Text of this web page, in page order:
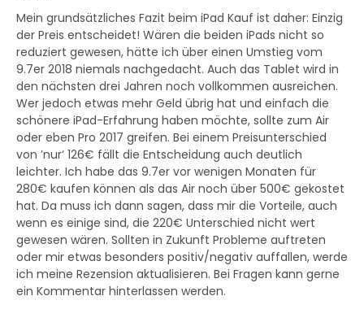
Mein grundsätzliches Fazit beim iPad Kauf ist daher: Einzig
der Preis entscheidet! Wären die beiden iPads nicht so
reduziert gewesen, hätte ich über einen Umstieg vom
9.7er 2018 niemals nachgedacht. Auch das Tablet wird in
den nächsten drei Jahren noch vollkommen ausreichen.
Wer jedoch etwas mehr Geld übrig hat und einfach die
schönere iPad-Erfahrung haben möchte, sollte zum Air
oder eben Pro 2017 greifen. Bei einem Preisunterschied
von ’nur‘ 126€ fällt die Entscheidung auch deutlich
leichter. Ich habe das 9.7er vor wenigen Monaten für
280€ kaufen können als das Air noch über 500€ gekostet
hat. Da muss ich dann sagen, dass mir die Vorteile, auch
wenn es einige sind, die 220€ Unterschied nicht wert
gewesen wären. Sollten in Zukunft Probleme auftreten
oder mir etwas besonders positiv/negativ auffallen, werde
ich meine Rezension aktualisieren. Bei Fragen kann gerne
ein Kommentar hinterlassen werden.